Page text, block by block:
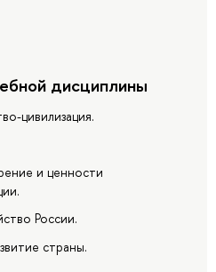
дисциплины
цивилизация.
и ценности
России.
страны.